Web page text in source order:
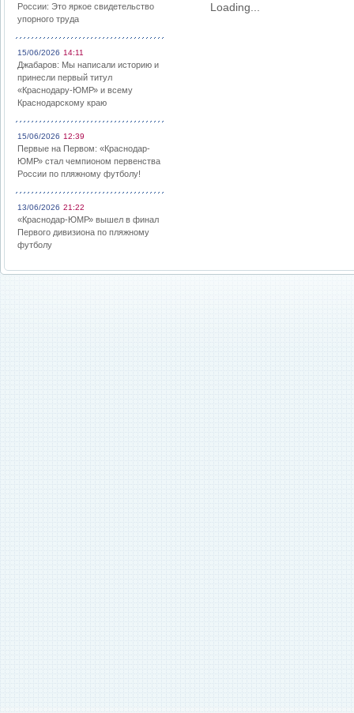
России: Это яркое свидетельство
упорного труда
15/06/2026 14:11
Джабаров: Мы написали историю и
принесли первый титул
«Краснодару-ЮМР» и всему
Краснодарскому краю
15/06/2026 12:39
Первые на Первом: «Краснодар-
ЮМР» стал чемпионом первенства
России по пляжному футболу!
13/06/2026 21:22
«Краснодар-ЮМР» вышел в финал
Первого дивизиона по пляжному
футболу
Loading...